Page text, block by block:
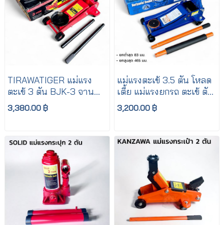
TIRAWATIGER แม่แรง
ตะเข้ 3 ตัน BJK-3 จาน
ใหญ่ แม่แรง ตะเข้ยก
รถยนต์
3,380.00 ฿
แม่แรงตะเข้ 3.5 ตัน โหลด
เตี้ย แม่แรงยกรถ ตะเข้ ตัว
ใหญ่
3,200.00 ฿